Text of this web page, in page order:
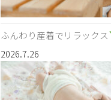
ふんわり産着でリラックス
2026.7.26